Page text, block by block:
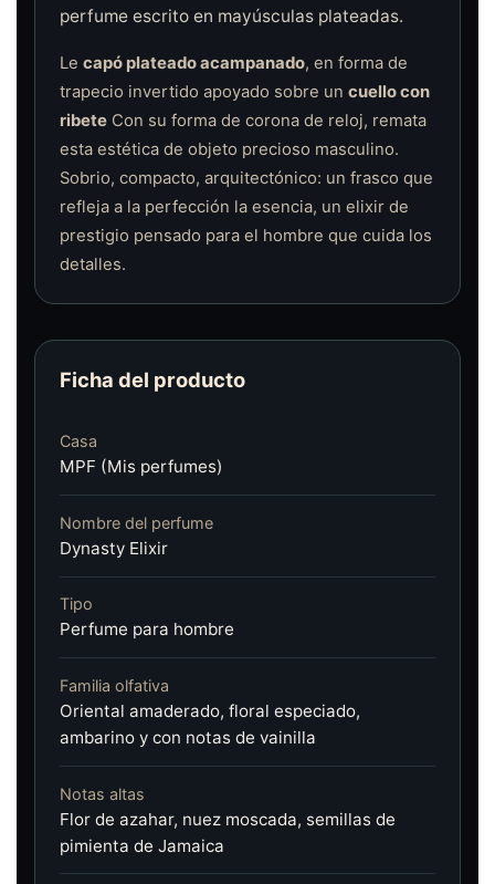
perfume escrito en mayúsculas plateadas.
Le capó plateado acampanado, en forma de
trapecio invertido apoyado sobre un cuello con
ribeteCon su forma de corona de reloj, remata
esta estética de objeto precioso masculino.
Sobrio, compacto, arquitectónico: un frasco que
refleja a la perfección la esencia, un elixir de
prestigio pensado para el hombre que cuida los
detalles.
Ficha del producto
Casa
MPF (Mis perfumes)
Nombre del perfume
Dynasty Elixir
Tipo
Perfume para hombre
Familia olfativa
Oriental amaderado, floral especiado,
ambarino y con notas de vainilla
Notas altas
Flor de azahar, nuez moscada, semillas de
pimienta de Jamaica